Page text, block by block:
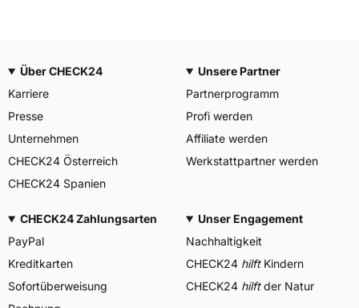
Über CHECK24
Karriere
Presse
Unternehmen
CHECK24 Österreich
CHECK24 Spanien
Unsere Partner
Partnerprogramm
Profi werden
Affiliate werden
Werkstattpartner werden
CHECK24 Zahlungsarten
PayPal
Kreditkarten
Sofortüberweisung
Unser Engagement
Nachhaltigkeit
CHECK24 hilftKindern
CHECK24 hilftder Natur